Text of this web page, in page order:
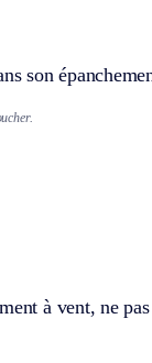
son
à vent, ne